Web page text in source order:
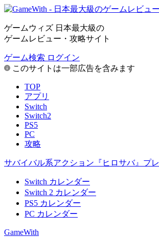
ゲームウィズ 日本最大級の
ゲームレビュー・攻略サイト
ゲーム検索 ログイン
このサイトは一部広告を含みます
TOP
アプリ
Switch
Switch2
PS5
PC
攻略
サバイバル系アクション『ヒロサバ』プ
Switch カレンダー
Switch 2 カレンダー
PS5 カレンダー
PC カレンダー
GameWith